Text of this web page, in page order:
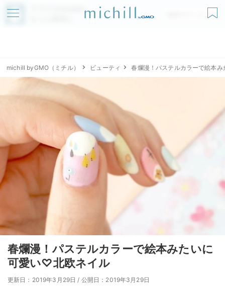
アプリでmichillが
無料ダウンロード
michill byGMO（ミチル） ビューティ 春爛漫！パステルカラーで絵本
春爛漫！パステルカラーで絵本みたいに
可愛い♡北欧ネイル
更新日：2019年3月29日 / 公開日：2019年3月29日